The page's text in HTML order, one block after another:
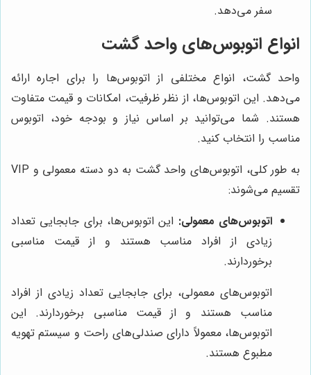
سفر می‌دهد.
انواع اتوبوس‌های واحد گشت
واحد گشت، انواع مختلفی از اتوبوس‌ها را برای اجاره ارائه
می‌دهد. این اتوبوس‌ها، از نظر ظرفیت، امکانات و قیمت متفاوت
هستند. شما می‌توانید بر اساس نیاز و بودجه خود، اتوبوس
مناسب را انتخاب کنید.
به طور کلی، اتوبوس‌های واحد گشت به دو دسته معمولی و VIP
تقسیم می‌شوند:
اتوبوس‌های معمولی: این اتوبوس‌ها، برای جابجایی تعداد
زیادی از افراد مناسب هستند و از قیمت مناسبی
برخوردارند.
اتوبوس‌های معمولی، برای جابجایی تعداد زیادی از افراد
مناسب هستند و از قیمت مناسبی برخوردارند. این
اتوبوس‌ها، معمولاً دارای صندلی‌های راحت و سیستم تهویه
مطبوع هستند.